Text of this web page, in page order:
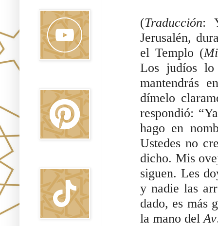
(Traducción:
Jerusalén,
el Templo (
Los judíos lo
mantendrás
dímelo
respondió:
hago en
Ustedes no
dicho. Mis
siguen. Les
y nadie las
dado, es más
la mano del Av